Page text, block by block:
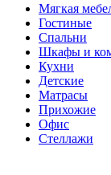
Мягкая
Гостиные
Спальни
Шкафы и
Кухни
Детские
Матрасы
Прихожие
Офис
Стеллажи